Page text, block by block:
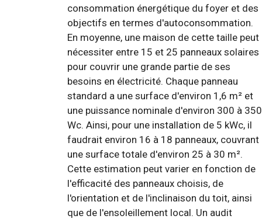
consommation énergétique du foyer et des
objectifs en termes d'autoconsommation.
En moyenne, une maison de cette taille peut
nécessiter entre 15 et 25 panneaux solaires
pour couvrir une grande partie de ses
besoins en électricité. Chaque panneau
standard a une surface d'environ 1,6 m² et
une puissance nominale d'environ 300 à 350
Wc. Ainsi, pour une installation de 5 kWc, il
faudrait environ 16 à 18 panneaux, couvrant
une surface totale d'environ 25 à 30 m².
Cette estimation peut varier en fonction de
l'efficacité des panneaux choisis, de
l'orientation et de l'inclinaison du toit, ainsi
que de l'ensoleillement local. Un audit